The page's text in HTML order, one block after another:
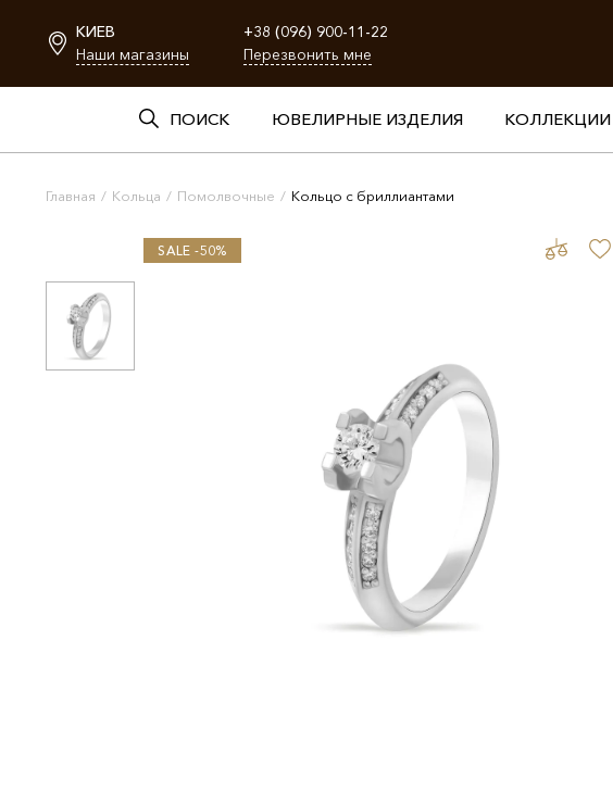
КИЕВ
Наши магазины
+38 (096) 900-11-22
Перезвонить мне
ПОИСК ЮВЕЛИРНЫЕ ИЗДЕЛИЯ КОЛЛЕКЦИИ
Главная / Кольца / Помолвочные / Кольцо с бриллиантами
SALE -50%